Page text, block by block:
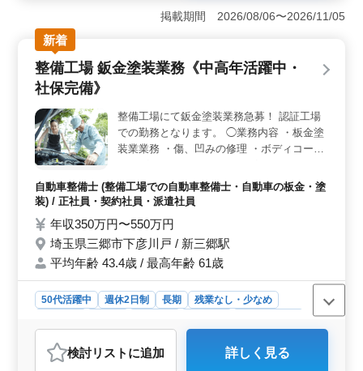
クライフバランスを大切にした働き方ができます。
＜マイカー通勤と福利厚生の充実＞ 無料駐車場が完備
されているため、マイカー通勤が可能です。給食センタ
ーが併設されており、1食200円で昼食が提供されるのも
魅力です。雇用条件に応じて各種保険に加入できるた
め、安心して働けます。 ＜資格不問で幅広い年代が
酬請求の経験があれば歓迎されます。50代のスタッフも
活躍しており、幅広い年代が働ける職場です。今までの
経験を活かして、アットホームな環境でスキルを発揮で
きます。
掲載期間 2026/08/06〜2026/11/05
新着
整備工場 鈑金塗装業務《中高年活躍中・
社保完備》
整備工場にて鈑金塗装業務急募！ 認証工場
での勤務となります。 ◯業務内容 ・板金塗
装業業務 ・傷、凹みの修理 ・ボディコーテ
ア など ＊車種 ・輸入車中心、国産車も取扱
あり（全体の2割ほど） ＊社会保険完備 ＊
験・技術を発揮して、 工場で活躍してみま
せんか？ ご応募お待ちしております！
自動車整備士 (整備工場での自動車整備士・自動車の板金・塗
装) / 正社員・契約社員・派遣社員
年収350万円〜550万円
埼玉県三郷市下彦川戸 / 新三郷駅
平均年齢 43.4歳 / 最高年齢 61歳
50代活躍中 週休2日制 長期
残業なし・少なめ
おすすめポイント
＜職場環境＞ この職場は、経験豊富な方が多く活躍し
検討リスト に追加 詳しく見る